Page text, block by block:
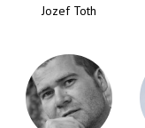
Jozef Toth